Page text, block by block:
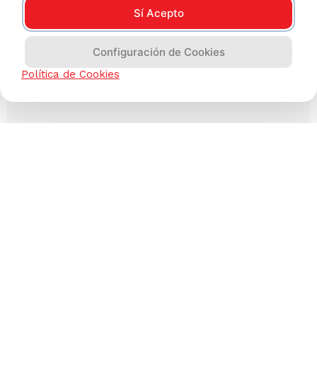
Sí Acepto
Configuración de Cookies
Política de Cookies